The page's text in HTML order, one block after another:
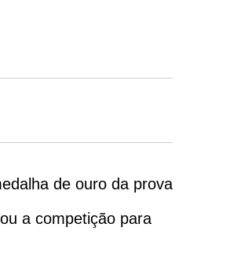
de ouro da prova
a competição para